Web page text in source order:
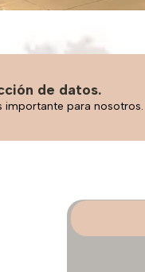
de datos.
importante para nosotros.